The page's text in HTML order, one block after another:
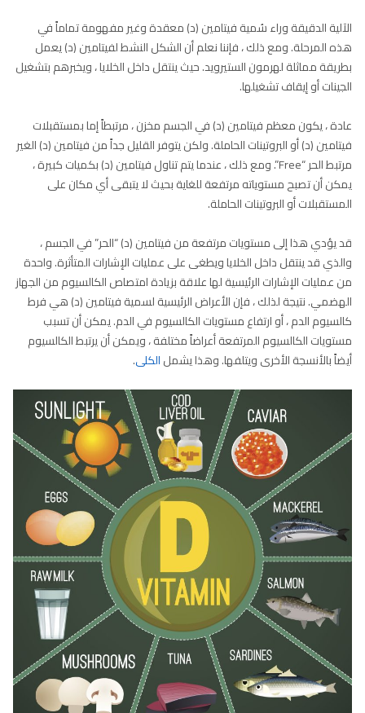
الآلية الدقيقة وراء سُمية فيتامين (د) معقدة وغير مفهومة تماماً في
هذه المرحلة. ومع ذلك ، فإننا نعلم أن الشكل النشط لفيتامين (د) يعمل
بطريقة مماثلة لهرمون الستيرويد. حيث ينتقل داخل الخلايا ، ويخبرهم بتشغيل
الجينات أو إيقاف تشغيلها.
عادة ، يكون معظم فيتامين (د) في الجسم مخزن ، مرتبطاً إما بمستقبلات
فيتامين (د) أو البروتينات الحاملة. ولكن يتوفر القليل جداً من فيتامين (د) الغير
مرتبط الحر “Free”. ومع ذلك ، عندما يتم تناول فيتامين (د) بكميات كبيرة ،
يمكن أن تصبح مستوياته مرتفعة للغاية بحيث لا يتبقى أي مكان على
المستقبلات أو البروتينات الحاملة.
قد يؤدي هذا إلى مستويات مرتفعة من فيتامين (د) “الحر” في الجسم ،
والذي قد ينتقل داخل الخلايا ويطغى على عمليات الإشارات المتأثرة. واحدة
من عمليات الإشارات الرئيسية لها علاقة بزيادة امتصاص الكالسيوم من الجهاز
الهضمي. نتيجة لذلك ، فإن الأعراض الرئيسية لسمية فيتامين (د) هي فرط
كالسيوم الدم ، أو ارتفاع مستويات الكالسيوم في الدم. يمكن أن تسبب
مستويات الكالسيوم المرتفعة أعراضاً مختلفة ، ويمكن أن يرتبط الكالسيوم
أيضاً بالأنسجة الأخرى ويتلفها. وهذا يشملالكلى.